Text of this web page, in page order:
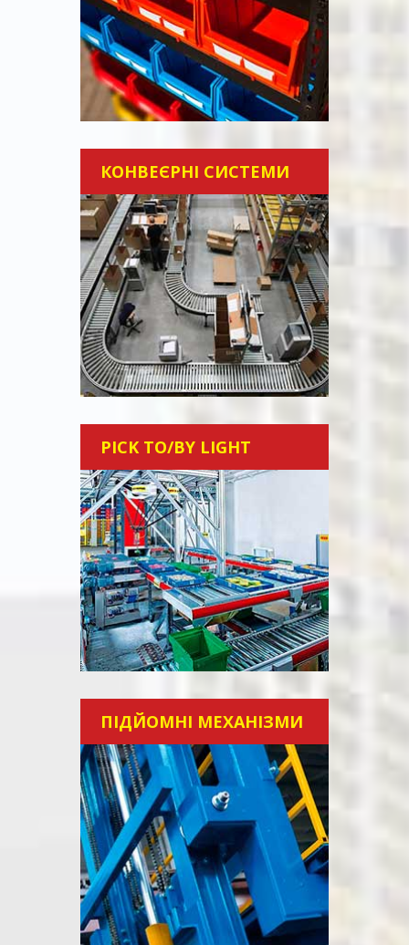
КОНВЕЄРНІ СИСТЕМИ
PICK TO/BY LIGHT
ПІДЙОМНІ МЕХАНІЗМИ